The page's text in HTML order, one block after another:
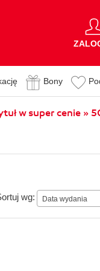
Bony
w super cenie »
wg: Data wydania
Data wydania